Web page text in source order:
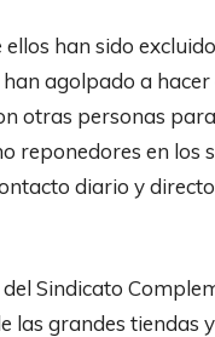
han sido
agolpado a
otras personas
reponedores en los
diario y
Sindicato
grandes tiendas